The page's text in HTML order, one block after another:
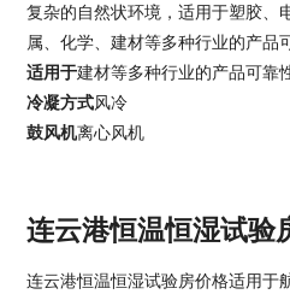
复杂的自然状环境，适用于塑胶、
属、化学、建材等多种行业的产品
适用于建材等多种行业的产品可靠
冷凝方式风冷
鼓风机离心风机
连云港恒温恒湿试验
连云港恒温恒湿试验房价格适用于